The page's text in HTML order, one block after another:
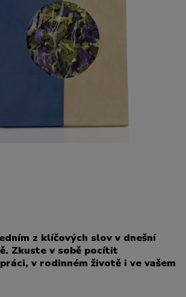
z klíčových slov v dnešní
Zkuste v sobě pocítit
v rodinném životě i ve vašem